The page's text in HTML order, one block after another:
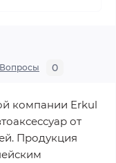
Вопросы 0
компании Erkul
от
Продукция